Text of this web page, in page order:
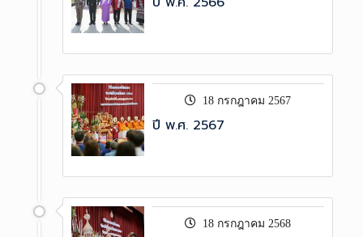
18 กรกฎาคม 2567
ปี พ.ศ. 2567
18 กรกฎาคม 2568